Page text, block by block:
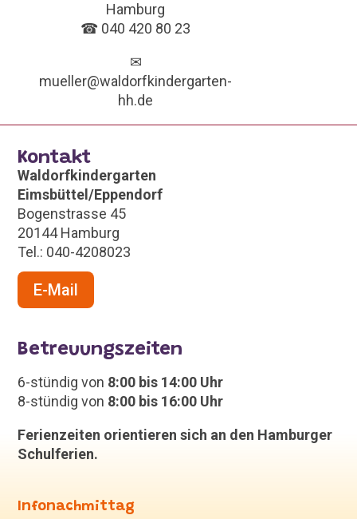
Hamburg
☎ 040 420 80 23
✉
mueller@waldorfkindergarten-
hh.de
Kontakt
Waldorfkindergarten
Eimsbüttel/Eppendorf
Bogenstrasse 45
20144 Hamburg
Tel.: 040-4208023
E-Mail
Betreuungszeiten
6-stündig von 8:00 bis 14:00 Uhr
8-stündig von 8:00 bis 16:00 Uhr
Ferienzeiten orientieren sich an den Hamburger
Schulferien.
Infonachmittag